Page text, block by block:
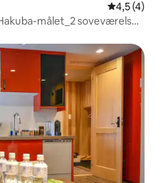
4,5 ud af 5
4,5 (4)
målet_2 soveværelser